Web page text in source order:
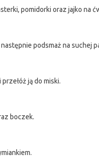
pomidorki oraz jajko na
podsmaż na suchej
ją do miski.
boczek.